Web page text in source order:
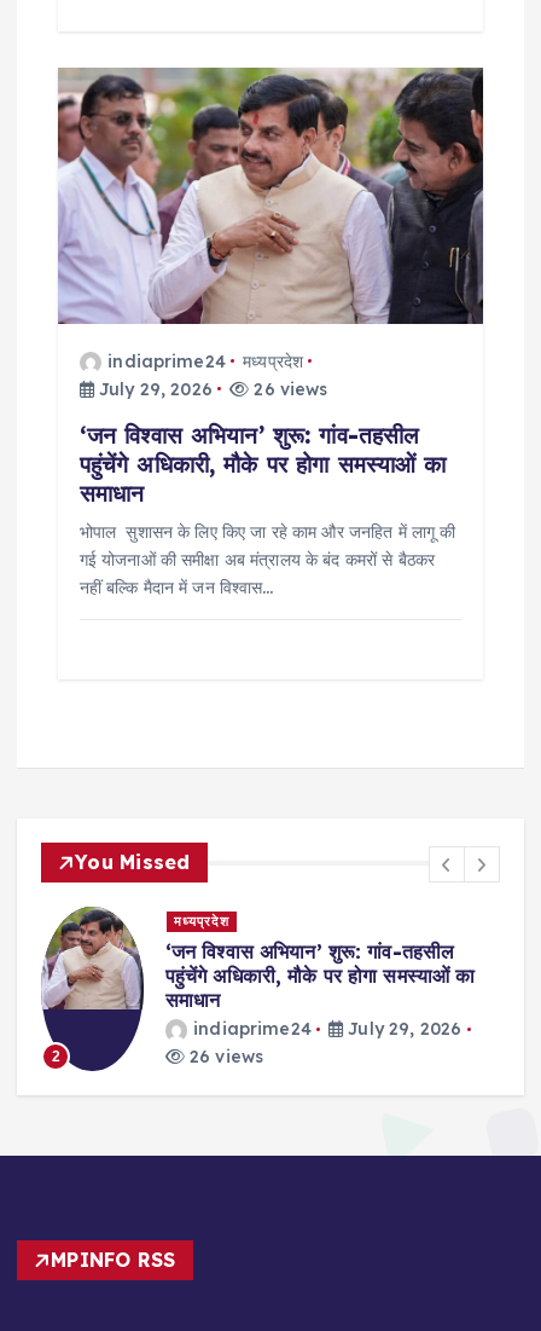
indiaprime24
मध्यप्रदेश
July 29, 2026
26 views
‘जन विश्वास अभियान’ शुरू: गांव-तहसील
पहुंचेंगे अधिकारी, मौके पर होगा समस्याओं का
समाधान
भोपाल सुशासन के लिए किए जा रहे काम और जनहित में लागू की
गई योजनाओं की समीक्षा अब मंत्रालय के बंद कमरों से बैठकर
नहीं बल्कि मैदान में जन विश्वास…
You Missed
2
मध्यप्रदेश
‘जन विश्वास अभियान’ शुरू: गांव-तहसील
पहुंचेंगे अधिकारी, मौके पर होगा समस्याओं का
समाधान
indiaprime24
July 29, 2026
26 views
MPINFO RSS